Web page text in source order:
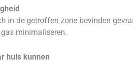
in de getroffen zone bevinden
minimaliseren.
huis kunnen